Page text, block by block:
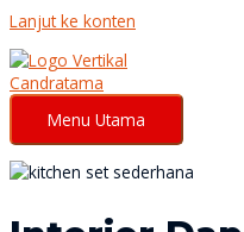
Lanjut ke konten
Menu Utama